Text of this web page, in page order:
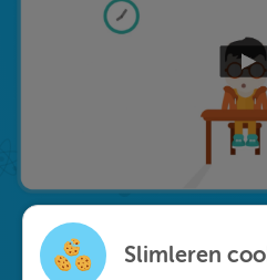
Slimleren